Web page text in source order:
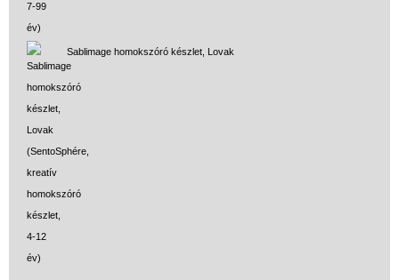
Sablimage homokszóró készlet, Lovak